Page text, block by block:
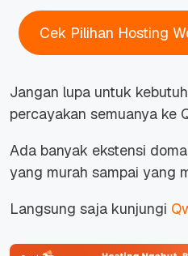
Cek Pilihan Hosting
Jangan lupa untuk
percayakan semuanya ke
Ada banyak ekstensi
yang murah sampai yang
Langsung saja kunjungi